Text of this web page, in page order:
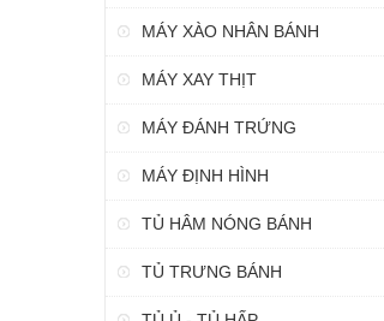
MÁY XÀO NHÂN BÁNH
MÁY XAY THỊT
MÁY ĐÁNH TRỨNG
MÁY ĐỊNH HÌNH
TỦ HÂM NÓNG BÁNH
TỦ TRƯNG BÁNH